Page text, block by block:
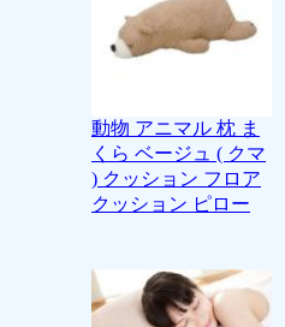
動物 アニマル 枕 ま
くら ベージュ ( クマ
) クッション フロア
クッション ピロー